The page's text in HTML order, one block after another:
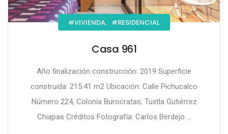
#VIVIENDA, #RESIDENCIAL
Casa 961
Año finalización construcción: 2019 Superficie
construida: 215.41 m2 Ubicación: Calle Pichucalco
Número 224, Colonia Burocratas, Tuxtla Gutiérrez
Chiapas Créditos Fotografía: Carlos Berdejo ...